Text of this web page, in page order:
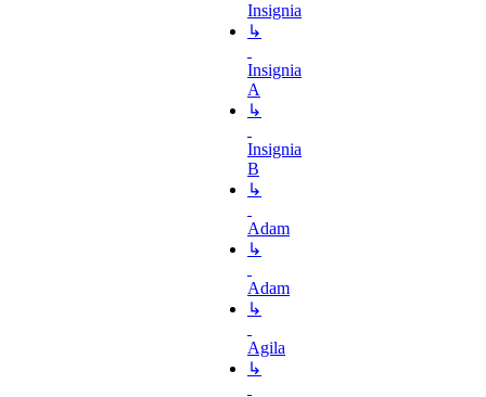
Insignia
↳
Insignia
A
↳
Insignia
B
↳
Adam
↳
Adam
↳
Agila
↳